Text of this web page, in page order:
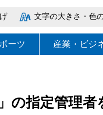
文字の大きさ・色
ーツ 産業・ビジ
の指定管理者